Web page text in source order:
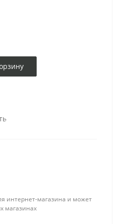
интернет-магазина и может
магазинах